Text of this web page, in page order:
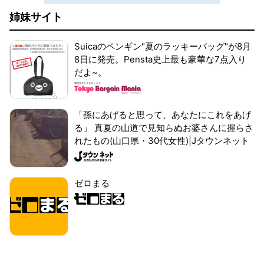
姉妹サイト
Suicaのペンギン"夏のラッキーバッグ"が8月
8日に発売。Pensta史上最も豪華な7点入り
だよ~。
「孫にあげると思って、あなたにこれをあげ
る」 真夏の山道で見知らぬお婆さんに握らさ
れたもの(山口県・30代女性)|Jタウンネット
ゼロまる